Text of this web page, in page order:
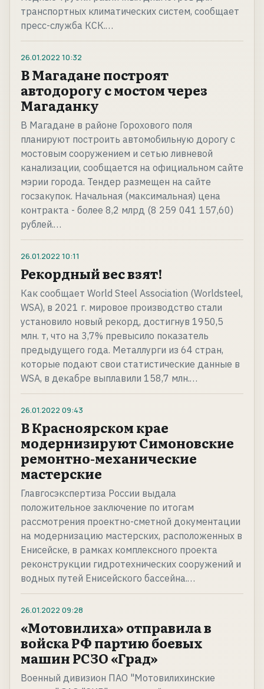
транспортных климатических систем, сообщает
пресс-служба КСК.…
26.01.2022 10:32
В Магадане построят
автодорогу с мостом через
Магаданку
В Магадане в районе Горохового поля
планируют построить автомобильную дорогу с
мостовым сооружением и сетью ливневой
канализации, сообщается на официальном сайте
мэрии города. Тендер размещен на сайте
госзакупок. Начальная (максимальная) цена
контракта - более 8,2 млрд (8 259 041 157,60)
рублей.…
26.01.2022 10:11
Рекордный вес взят!
Как сообщает World Steel Association (Worldsteel,
WSA), в 2021 г. мировое производство стали
установило новый рекорд, достигнув 1950,5
млн. т, что на 3,7% превысило показатель
предыдущего года. Металлурги из 64 стран,
которые подают свои статистические данные в
WSA, в декабре выплавили 158,7 млн.…
26.01.2022 09:43
В Красноярском крае
модернизируют Симоновские
ремонтно-механические
мастерские
Главгосэкспертиза России выдала
положительное заключение по итогам
рассмотрения проектно-сметной документации
на модернизацию мастерских, расположенных в
Енисейске, в рамках комплексного проекта
реконструкции гидротехнических сооружений и
водных путей Енисейского бассейна.…
26.01.2022 09:28
«Мотовилиха» отправила в
войска РФ партию боевых
машин РСЗО «Град»
Военный дивизион ПАО "Мотовилихинские